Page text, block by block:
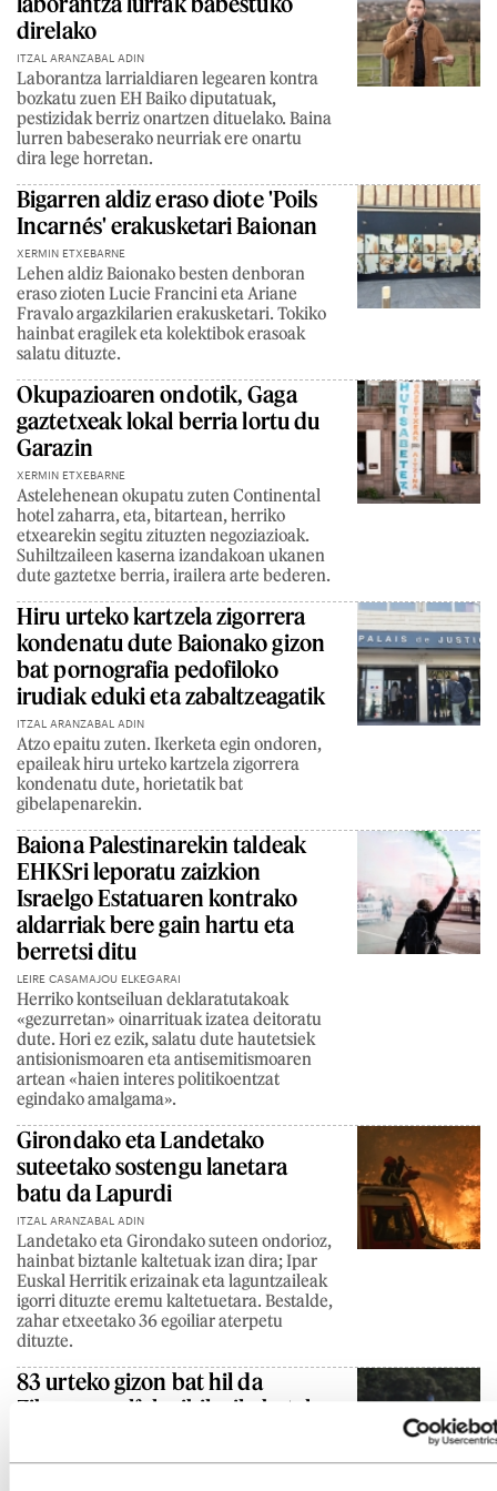
direlako
ITZAL ARANZABAL ADIN
Laborantza larrialdiaren legearen kontra
bozkatu zuen EH Baiko diputatuak,
pestizidak berriz onartzen dituelako. Baina
lurren babeserako neurriak ere onartu
dira lege horretan.
Bigarren aldiz eraso diote 'Poils
Incarnés' erakusketari Baionan
XERMIN ETXEBARNE
Lehen aldiz Baionako besten denboran
eraso zioten Lucie Francini eta Ariane
Fravalo argazkilarien erakusketari. Tokiko
hainbat eragilek eta kolektibok erasoak
salatu dituzte.
Okupazioaren ondotik, Gaga
gaztetxeak lokal berria lortu du
Garazin
XERMIN ETXEBARNE
Astelehenean okupatu zuten Continental
hotel zaharra, eta, bitartean, herriko
etxearekin segitu zituzten negoziazioak.
Suhiltzaileen kaserna izandakoan ukanen
dute gaztetxe berria, irailera arte bederen.
Hiru urteko kartzela zigorrera
kondenatu dute Baionako gizon
bat pornografia pedofiloko
irudiak eduki eta zabaltzeagatik
ITZAL ARANZABAL ADIN
Atzo epaitu zuten. Ikerketa egin ondoren,
epaileak hiru urteko kartzela zigorrera
kondenatu dute, horietatik bat
gibelapenarekin.
Baiona Palestinarekin taldeak
EHKSri leporatu zaizkion
Israelgo Estatuaren kontrako
aldarriak bere gain hartu eta
berretsi ditu
LEIRE CASAMAJOU ELKEGARAI
Herriko kontseiluan deklaratutakoak
«gezurretan» oinarrituak izatea deitoratu
dute. Hori ez ezik, salatu dute hautetsiek
antisionismoaren eta antisemitismoaren
artean «haien interes politikoentzat
egindako amalgama».
Girondako eta Landetako
suteetako sostengu lanetara
batu da Lapurdi
ITZAL ARANZABAL ADIN
Landetako eta Girondako suteen ondorioz,
hainbat biztanle kaltetuak izan dira; Ipar
Euskal Herritik erizainak eta laguntzaileak
igorri dituzte eremu kaltetuetara. Bestalde,
zahar etxeetako 36 egoiliar aterpetu
dituzte.
83 urteko gizon bat hil da
Ziburun, golfeko ibilgailu batek
ITZAL ARANZABAL ADIN